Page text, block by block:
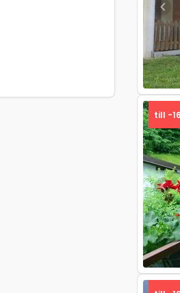
till -